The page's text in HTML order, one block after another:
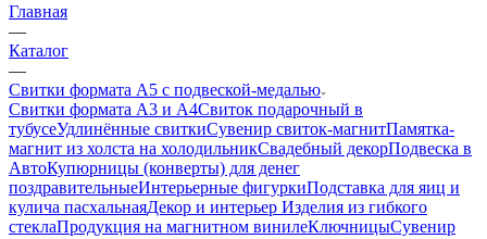
Главная
—
Каталог
—
Свитки формата А5 с подвеской-медалью
Свитки формата А3 и А4Свиток подарочный в
тубусеУдлинённые свиткиСувенир свиток-магнитПамятка-
магнит из холста на холодильникСвадебный декорПодвеска в
АвтоКупюрницы (конверты) для денег
поздравительныеИнтерьерные фигуркиПодставка для яиц и
кулича пасхальнаяДекор и интерьер Изделия из гибкого
стеклаПродукция на магнитном винилеКлючницыСувенир